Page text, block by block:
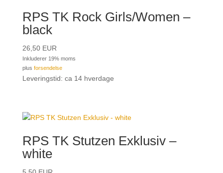
RPS TK Rock Girls/Women –
black
26,50EUR
Inkluderer 19% moms
plus forsendelse
Leveringstid: ca 14 hverdage
RPS TK Stutzen Exklusiv –
white